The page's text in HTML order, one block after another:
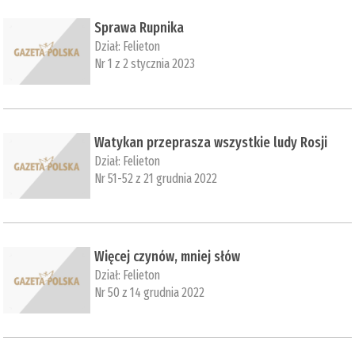
Sprawa Rupnika
Dział: Felieton
Nr 1 z 2 stycznia 2023
Watykan przeprasza wszystkie ludy Rosji
Dział: Felieton
Nr 51-52 z 21 grudnia 2022
Więcej czynów, mniej słów
Dział: Felieton
Nr 50 z 14 grudnia 2022